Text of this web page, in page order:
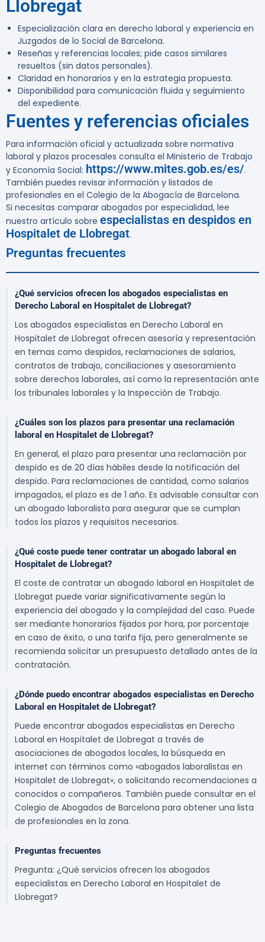
Llobregat
Especialización clara en derecho laboral y experiencia en
Juzgados de lo Social de Barcelona.
Reseñas y referencias locales; pide casos similares
resueltos (sin datos personales).
Claridad en honorarios y en la estrategia propuesta.
Disponibilidad para comunicación fluida y seguimiento
del expediente.
Fuentes y referencias oficiales
Para información oficial y actualizada sobre normativa
laboral y plazos procesales consulta el Ministerio de Trabajo
y Economía Social: https://www.mites.gob.es/es/.
También puedes revisar información y listados de
profesionales en el Colegio de la Abogacía de Barcelona.
Si necesitas comparar abogados por especialidad, lee
nuestro artículo sobre especialistas en despidos en
Hospitalet de Llobregat.
Preguntas frecuentes
¿Qué servicios ofrecen los abogados especialistas en
Derecho Laboral en Hospitalet de Llobregat?
Los abogados especialistas en Derecho Laboral en
Hospitalet de Llobregat ofrecen asesoría y representación
en temas como despidos, reclamaciones de salarios,
contratos de trabajo, conciliaciones y asesoramiento
sobre derechos laborales, así como la representación ante
los tribunales laborales y la Inspección de Trabajo.
¿Cuáles son los plazos para presentar una reclamación
laboral en Hospitalet de Llobregat?
En general, el plazo para presentar una reclamación por
despido es de 20 días hábiles desde la notificación del
despido. Para reclamaciones de cantidad, como salarios
impagados, el plazo es de 1 año. Es advisable consultar con
un abogado laboralista para asegurar que se cumplan
todos los plazos y requisitos necesarios.
¿Qué coste puede tener contratar un abogado laboral en
Hospitalet de Llobregat?
El coste de contratar un abogado laboral en Hospitalet de
Llobregat puede variar significativamente según la
experiencia del abogado y la complejidad del caso. Puede
ser mediante honorarios fijados por hora, por porcentaje
en caso de éxito, o una tarifa fija, pero generalmente se
recomienda solicitar un presupuesto detallado antes de la
contratación.
¿Dónde puedo encontrar abogados especialistas en Derecho
Laboral en Hospitalet de Llobregat?
Puede encontrar abogados especialistas en Derecho
Laboral en Hospitalet de Llobregat a través de
asociaciones de abogados locales, la búsqueda en
internet con términos como «abogados laboralistas en
Hospitalet de Llobregat», o solicitando recomendaciones a
conocidos o compañeros. También puede consultar en el
Colegio de Abogados de Barcelona para obtener una lista
de profesionales en la zona.
Preguntas frecuentes
Pregunta: ¿Qué servicios ofrecen los abogados
especialistas en Derecho Laboral en Hospitalet de
Llobregat?